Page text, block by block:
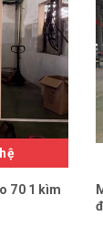
70 1 kìm